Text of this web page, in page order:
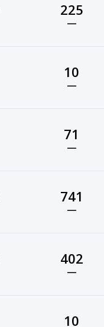
225
—
10
—
71
—
741
—
402
—
10